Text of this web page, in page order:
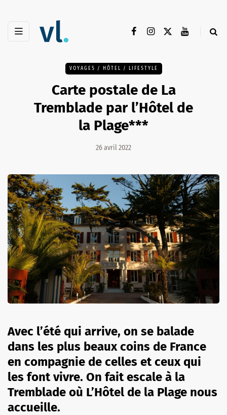
VOYAGES / HÔTEL / LIFESTYLE
Carte postale de La
Tremblade par l’Hôtel de
la Plage***
26 avril 2022
Avec l’été qui arrive, on se balade
dans les plus beaux coins de France
en compagnie de celles et ceux qui
les font vivre. On fait escale à la
Tremblade où L’Hôtel de la Plage nous
accueille.